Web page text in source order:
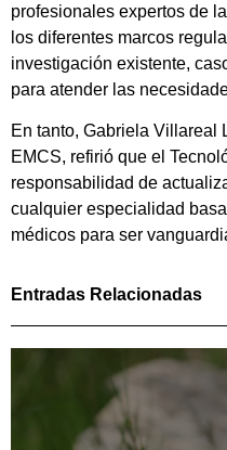
profesionales expertos de
los diferentes marcos
investigación existente,
para atender las
En tanto, Gabriela Villareal
EMCS, refirió que el
responsabilidad de
cualquier especialidad
médicos para ser
Entradas Relacionadas